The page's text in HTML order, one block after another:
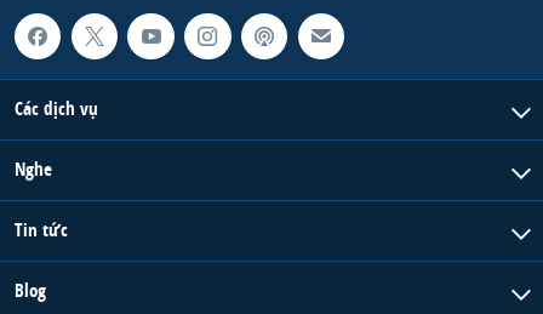
Các dịch vụ
Nghe
Tin tức
Blog